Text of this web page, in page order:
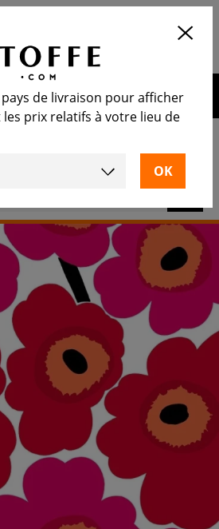
nombre de rouleaux
OUVRIR
à notre newsletter
de livraison pour afficher
prix relatifs à votre lieu de